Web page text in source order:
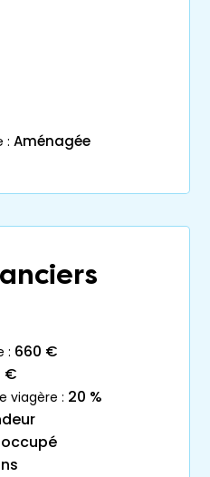
: Aménagée
: 660 €
€
viagère : 20 %